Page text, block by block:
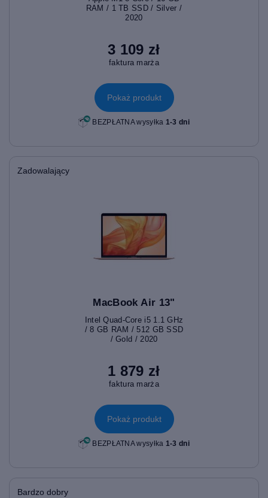
RAM / 1 TB SSD / Silver /
2020
3 109 zł
faktura marża
Pokaż produkt
BEZPŁATNA wysyłka 1-3 dni
Zadowalający
MacBook Air 13"
Intel Quad-Core i5 1.1 GHz
/ 8 GB RAM / 512 GB SSD
/ Gold / 2020
1 879 zł
faktura marża
Pokaż produkt
BEZPŁATNA wysyłka 1-3 dni
Bardzo dobry